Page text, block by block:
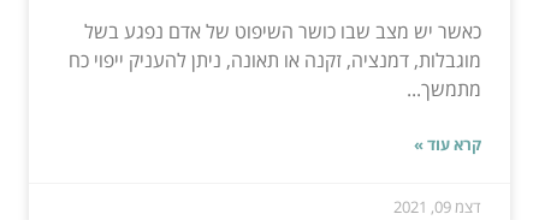
כאשר יש מצב שבו כושר השיפוט של אדם נפגע בשל
מוגבלות, דמנציה, זקנה או תאונה, ניתן להעניק ייפוי כח
מתמשך...
קרא עוד »
דצמ 09, 2021